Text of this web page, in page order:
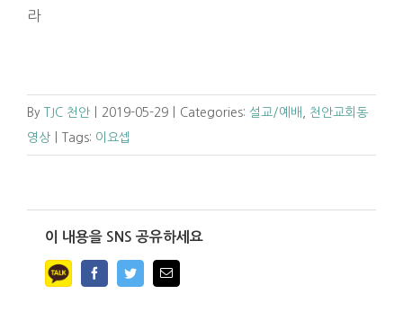
라
By TJC 천안 2019-05-29 Categories: 설교/예배
천안교회동
영상
Tags: 이요셉
이 내용을 SNS 공유하세요
FacebookTwitterEmail